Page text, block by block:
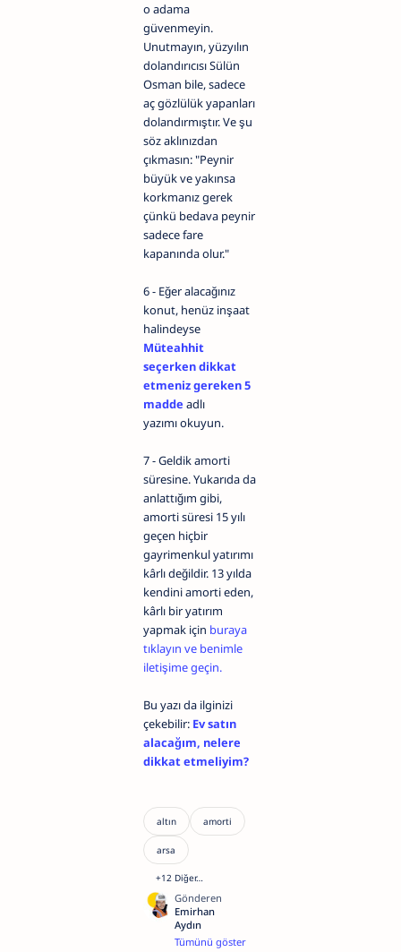
o adama
güvenmeyin.
Unutmayın, yüzyılın
dolandırıcısı Sülün
Osman bile, sadece
aç gözlülük yapanları
dolandırmıştır. Ve şu
söz aklınızdan
çıkmasın: "Peynir
büyük ve yakınsa
korkmanız gerek
çünkü bedava peynir
sadece fare
kapanında olur."
6 - Eğer alacağınız
konut, henüz inşaat
halindeyse
Müteahhit
seçerken dikkat
etmeniz gereken 5
madde adlı
yazımı okuyun.
7 - Geldik amorti
süresine. Yukarıda da
anlattığım gibi,
amorti süresi 15 yılı
geçen hiçbir
gayrimenkul yatırımı
kârlı değildir. 13 yılda
kendini amorti eden,
kârlı bir yatırım
yapmak için buraya
tıklayın ve benimle
iletişime geçin.
Bu yazı da ilginizi
çekebilir: Ev satın
alacağım, nelere
dikkat etmeliyim?
Merhaba,